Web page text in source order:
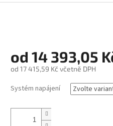
od 14 393,05
od 17 415,59 Kčvčetně DPH
Měrná
cena:
Systém napájení